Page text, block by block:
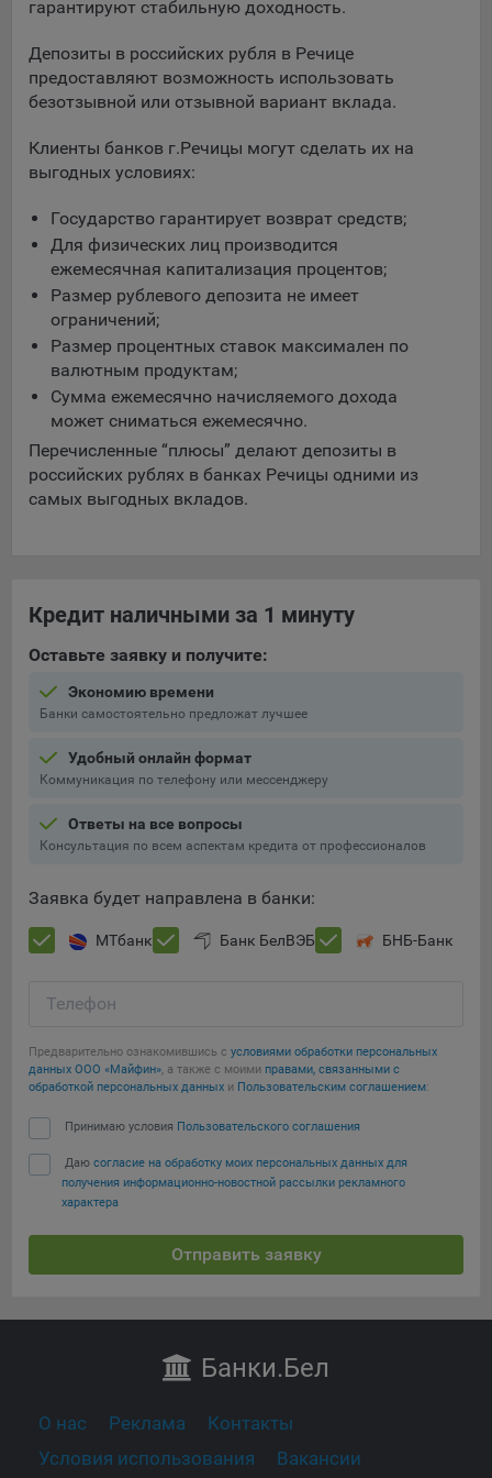
Компании, которой мы поручаем обработку данных для
данной цели:
компанией, согласно договора аренды ООО «Рэкун
технолоджи», 220069 г. Минск, пр-т Дзержинского, д.3Б,
Рекламные Cookie
Отключение рекламных cookie-файлы не позволит
принимать меры по совершенствованию работы
Сайта, исходя из предпочтений пользователя, а также
осуществлять подбор рекламы, иных рекламных
материалов по наиболее актуальному, подходящему
назначению для каждого конкретного пользователя.
Компании, которым мы поручаем обработку данных для
данной цели:
Яндекса рекламная сеть (Yandex Mobile Ads, ADFOX) -
предоставляемый компанией Google Ireland Ltd, Gordon
Сохранить мои изменения
Сохранить по умолчанию
гарантируют стабильную доходность.
Депозиты в российских рубля в Речице
предоставляют возможность использовать
безотзывной или отзывной вариант вклада.
Клиенты банков г.Речицы могут сделать их на
выгодных условиях:
Государство гарантирует возврат средств;
Для физических лиц производится
ежемесячная капитализация процентов;
Размер рублевого депозита не имеет
ограничений;
Размер процентных ставок максимален по
валютным продуктам;
Сумма ежемесячно начисляемого дохода
может сниматься ежемесячно.
Перечисленные “плюсы” делают депозиты в
российских рублях в банках Речицы одними из
самых выгодных вкладов.
Кредит наличными за 1 минуту
Оставьте заявку и получите:
Экономию времени
Банки самостоятельно предложат лучшее
Удобный онлайн формат
Коммуникация по телефону или мессенджеру
Ответы на все вопросы
Консультация по всем аспектам кредита от профессионалов
Заявка будет направлена в банки:
МТбанк Банк БелВЭБ БНБ-Банк
Телефон
Предварительно ознакомившись с условиями обработки персональных
данных ООО «Майфин», а также с моими правами, связанными с
обработкой персональных данных и Пользовательским соглашением:
Принимаю условия Пользовательского соглашения
Даю согласие на обработку моих персональных данных для
получения информационно-новостной рассылки рекламного
характера
Отправить заявку
Банки.Бел
О нас Реклама
Контакты
Условия использования
Вакансии